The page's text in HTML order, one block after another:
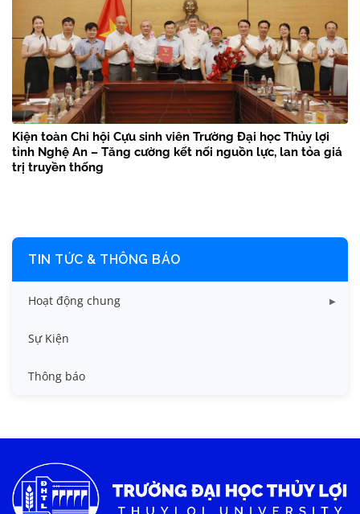
Kiện toàn Chi hội Cựu sinh viên Trường Đại học Thủy lợi
tỉnh Nghệ An – Tăng cường kết nối nguồn lực, lan tỏa giá
trị truyền thống
TIN TỨC & THÔNG BÁO
Hoạt động chung
Tin công tác sinh viên
Tin đào tạo
Tin tức chung
Sự Kiện
Thông báo